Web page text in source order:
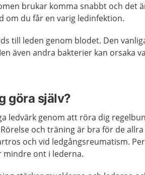
brukar komma snabbt och det
om du får en varig ledinfektion.
till leden genom blodet. Den
även andra bakterier kan orsaka
göra själv?
ledvärk genom att röra dig
och träning är bra för de
och vid ledgångsreumatism.
mindre ont i lederna.